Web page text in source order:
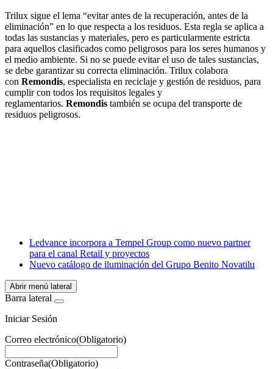
Trilux sigue el lema “evitar antes de la recuperación, antes de la
eliminación” en lo que respecta a los residuos. Esta regla se aplica a
todas las sustancias y materiales, pero es particularmente estricta
para aquellos clasificados como peligrosos para los seres humanos y
el medio ambiente. Si no se puede evitar el uso de tales sustancias,
se debe garantizar su correcta eliminación. Trilux colabora
con Remondis, especialista en reciclaje y gestión de residuos, para
cumplir con todos los requisitos legales y
reglamentarios. Remondis también se ocupa del transporte de
residuos peligrosos.
WhatsApp
Ledvance incorpora a Tempel Group como nuevo partner
para el canal Retail y proyectos
Nuevo catálogo de iluminación del Grupo Benito Novatilu
Abrir menú lateral
Barra lateral
Iniciar Sesión
Correo electrónico(Obligatorio)
Contraseña(Obligatorio)